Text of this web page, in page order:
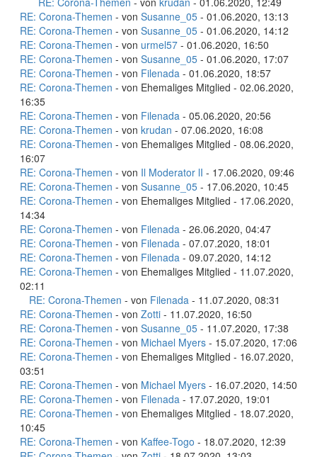
RE: Corona-Themen - von Susanne_05 - 01.06.2020, 13:13
RE: Corona-Themen - von Susanne_05 - 01.06.2020, 14:12
RE: Corona-Themen - von urmel57 - 01.06.2020, 16:50
RE: Corona-Themen - von Susanne_05 - 01.06.2020, 17:07
RE: Corona-Themen - von Filenada - 01.06.2020, 18:57
RE: Corona-Themen - von Ehemaliges Mitglied - 02.06.2020,
16:35
RE: Corona-Themen - von Filenada - 05.06.2020, 20:56
RE: Corona-Themen - von krudan - 07.06.2020, 16:08
RE: Corona-Themen - von Ehemaliges Mitglied - 08.06.2020,
16:07
RE: Corona-Themen - von Il Moderator lI - 17.06.2020, 09:46
RE: Corona-Themen - von Susanne_05 - 17.06.2020, 10:45
RE: Corona-Themen - von Ehemaliges Mitglied - 17.06.2020,
14:34
RE: Corona-Themen - von Filenada - 26.06.2020, 04:47
RE: Corona-Themen - von Filenada - 07.07.2020, 18:01
RE: Corona-Themen - von Filenada - 09.07.2020, 14:12
RE: Corona-Themen - von Ehemaliges Mitglied - 11.07.2020,
02:11
RE: Corona-Themen - von Filenada - 11.07.2020, 08:31
RE: Corona-Themen - von Zotti - 11.07.2020, 16:50
RE: Corona-Themen - von Susanne_05 - 11.07.2020, 17:38
RE: Corona-Themen - von Michael Myers - 15.07.2020, 17:06
RE: Corona-Themen - von Ehemaliges Mitglied - 16.07.2020,
03:51
RE: Corona-Themen - von Michael Myers - 16.07.2020, 14:50
RE: Corona-Themen - von Filenada - 17.07.2020, 19:01
RE: Corona-Themen - von Ehemaliges Mitglied - 18.07.2020,
10:45
RE: Corona-Themen - von Kaffee-Togo - 18.07.2020, 12:39